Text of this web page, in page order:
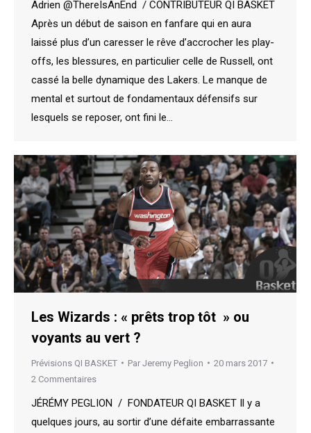
Adrien @ThereIsAnEnd / CONTRIBUTEUR QI BASKET
Après un début de saison en fanfare qui en aura
laissé plus d’un caresser le rêve d’accrocher les play-
offs, les blessures, en particulier celle de Russell, ont
cassé la belle dynamique des Lakers. Le manque de
mental et surtout de fondamentaux défensifs sur
lesquels se reposer, ont fini le…
Les Wizards : « prêts trop tôt » ou
voyants au vert ?
Prévisions QI BASKET Par Jeremy Peglion
20 mars 2017
2 Commentaires
JÉRÉMY PEGLION / FONDATEUR QI BASKET Il y a
quelques jours, au sortir d’une défaite embarrassante